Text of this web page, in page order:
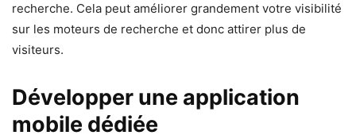
recherche. Cela peut améliorer grandement votre visibilité
sur les moteurs de recherche et donc attirer plus de
visiteurs.
Développer une application
mobile dédiée